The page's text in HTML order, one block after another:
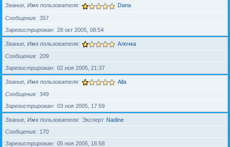
Звание, Имя пользователя Dana
Сообщения
357
Зарегистрирован
28 окт 2005, 08:54
Звание, Имя пользователя Алочка
Сообщения
209
Зарегистрирован
02 ноя 2005, 21:37
Звание, Имя пользователя Alla
Сообщения
349
Зарегистрирован
03 ноя 2005, 17:59
Звание, Имя пользователя Эксперт Nadine
Сообщения
170
Зарегистрирован
05 ноя 2005, 16:58